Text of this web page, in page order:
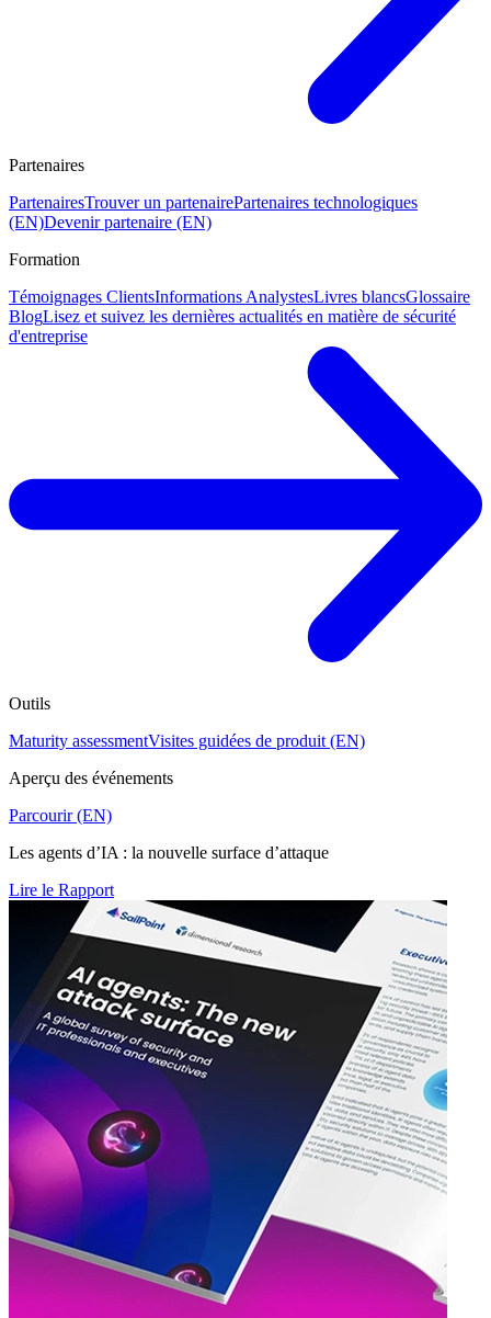
Partenaires
PartenairesTrouver un partenairePartenaires technologiques
(EN)Devenir partenaire (EN)
Formation
Témoignages ClientsInformations AnalystesLivres blancsGlossaire
BlogLisez et suivez les dernières actualités en matière de sécurité
d'entreprise
Outils
Maturity assessmentVisites guidées de produit (EN)
Aperçu des événements
Parcourir (EN)
Les agents d’IA : la nouvelle surface d’attaque
Lire le Rapport